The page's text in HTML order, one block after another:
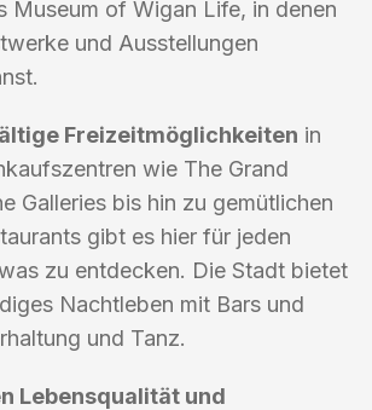
Museum of Wigan Life, in denen
und Ausstellungen
Freizeitmöglichkeiten in
wie The Grand
Galleries bis hin zu gemütlichen
gibt es hier für jeden
zu entdecken. Die Stadt bietet
Nachtleben mit Bars und
und Tanz.
Lebensqualität und